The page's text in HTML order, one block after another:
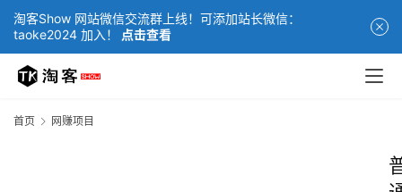
淘客Show 网站微信交流群上线！可添加站长微信：
taoke2024 加入！
点击查看
首页 网赚项目